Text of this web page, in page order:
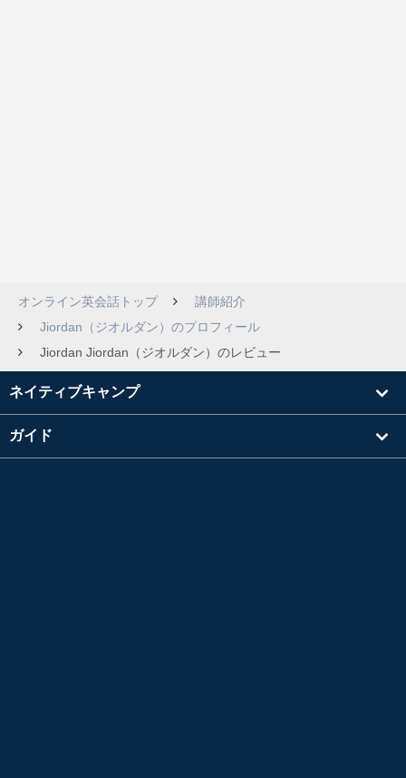
オンライン英会話トップ
講師紹介
Jiordan（ジオルダン）のプロフィール
Jiordan Jiordan（ジオルダン）のレビュー
ネイティブキャンプ
ガイド